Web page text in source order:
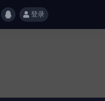
登录